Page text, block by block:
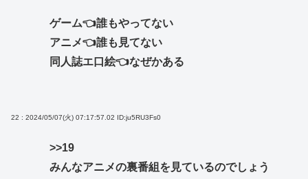
ゲーム👈誰もやってない
アニメ👈誰も見てない
同人誌エ口絵👈なぜかある
22 : 2024/05/07(火) 07:17:57.02 ID:ju5RU3Fs0
>>19
みんなアニメの裏番組を見ているのでしょう